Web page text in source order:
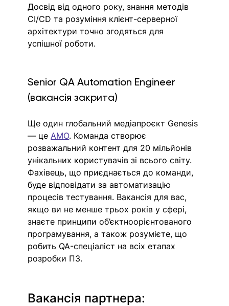
Досвід від одного року, знання методів
CI/CD та розуміння клієнт-серверної
архітектури точно згодяться для
успішної роботи.
Senior QA Automation Engineer
(вакансія закрита)
Ще один глобальний медіапроєкт Genesis
— це AMO. Команда створює
розважальний контент для 20 мільйонів
унікальних користувачів зі всього світу.
Фахівець, що приєднається до команди,
буде відповідати за автоматизацію
процесів тестування. Вакансія для вас,
якщо ви не менше трьох років у сфері,
знаєте принципи об’єктноорієнтованого
програмування, а також розумієте, що
робить QA-спеціаліст на всіх етапах
розробки ПЗ.
Вакансія партнера: